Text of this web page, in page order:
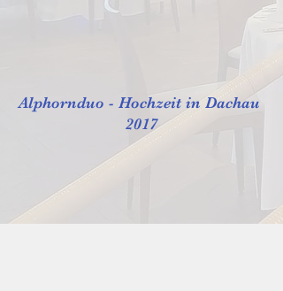
Alphornduo - Hochzeit in Dachau
2017